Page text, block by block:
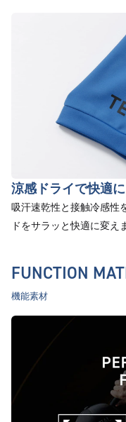
涼感ドライで快適に
吸汗速乾性と接触冷感性
ドをサラッと快適に変え
FUNCTION
機能素材